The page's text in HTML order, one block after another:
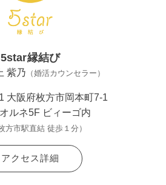
5star縁結び
紫乃 （婚活カウンセラー）
大阪府枚方市岡本町7-1
ルネ5F ビィーゴ内
方市駅直結 徒歩１分）
アクセス詳細